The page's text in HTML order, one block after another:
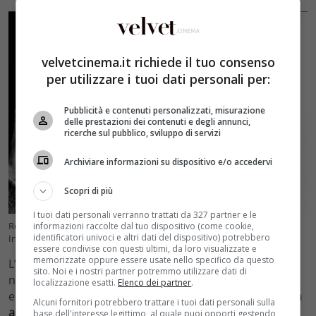
Rocco Papaleo soffre di una forte miopia (Credit: profilo personale
Instagram) – velvetcinema.it
L’attore ha riferito di non vedere per niente bene e di
non averemolti ricordi nitidi del mondo.Crede di aver
ereditato questa patologia della vista dal padre che
era
alto con gli occhi azzurri, evidenziando con ironia che
velvetcinema.it richiede il tuo consenso
per utilizzare i tuoi dati personali per:
Pubblicità e contenuti personalizzati, misurazione
delle prestazioni dei contenuti e degli annunci,
ricerche sul pubblico, sviluppo di servizi
Archiviare informazioni su dispositivo e/o accedervi
Scopri di più
I tuoi dati personali verranno trattati da 327 partner e le
informazioni raccolte dal tuo dispositivo (come cookie,
identificatori univoci e altri dati del dispositivo) potrebbero
essere condivise con questi ultimi, da loro visualizzate e
memorizzate oppure essere usate nello specifico da questo
sito. Noi e i nostri partner potremmo utilizzare dati di
localizzazione esatti. Elenco dei partner.
Alcuni fornitori potrebbero trattare i tuoi dati personali sulla
base dell'interesse legittimo, al quale puoi opporti gestendo